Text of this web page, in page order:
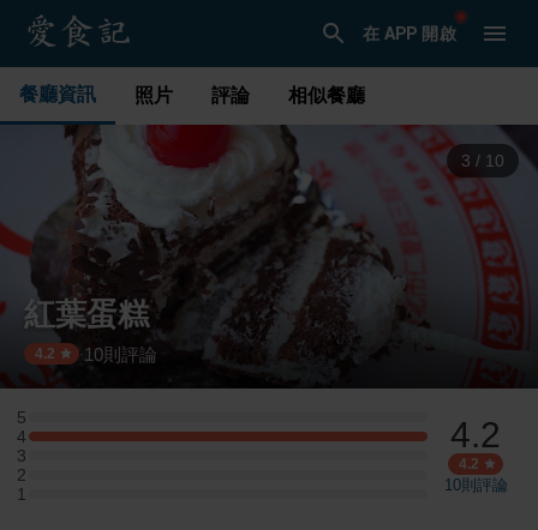
在 APP 開啟
餐廳資訊 照片 評論 相似餐廳
3 / 10
紅葉蛋糕
4.2 ·10則評論
5
5 星：0 則評論
4
4 星：2 則評論
3
3 星：0 則評論
2
2 星：0 則評論
1
1 星：0 則評論
4.2
4.2
10則評論